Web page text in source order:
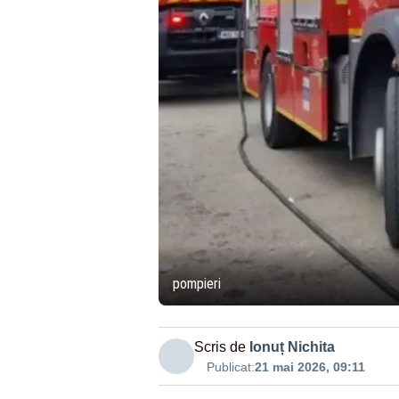
pompieri
Scris de Ionuț Nichita
Publicat:21 mai 2026, 09:11